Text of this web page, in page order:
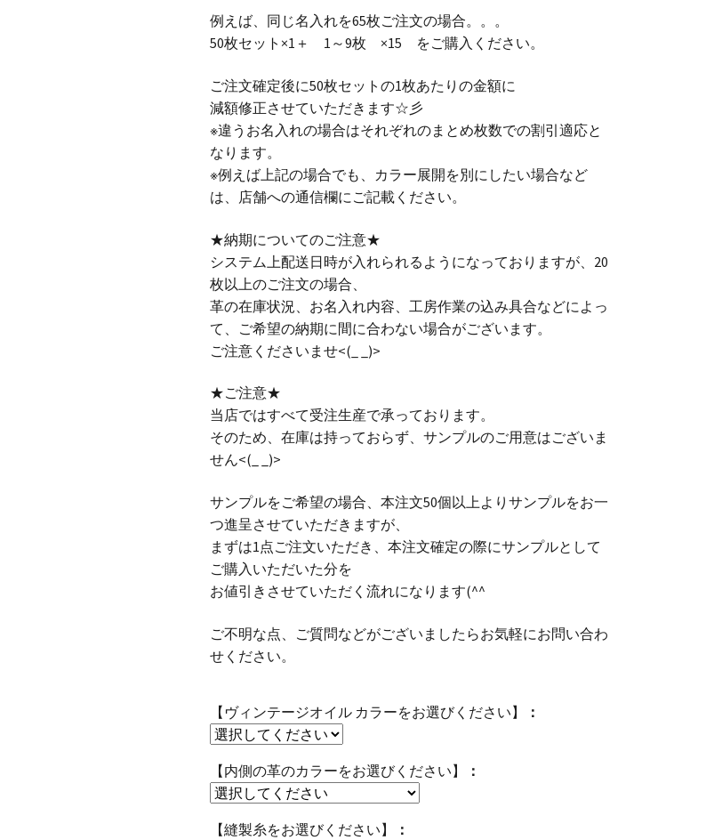
例えば、同じ名入れを65枚ご注文の場合。。。
50枚セット×1＋ 1～9枚 ×15 をご購入ください。
ご注文確定後に50枚セットの1枚あたりの金額に
減額修正させていただきます☆彡
※違うお名入れの場合はそれぞれのまとめ枚数での割引適応と
なります。
※例えば上記の場合でも、カラー展開を別にしたい場合など
は、店舗への通信欄にご記載ください。
★納期についてのご注意★
システム上配送日時が入れられるようになっておりますが、20
枚以上のご注文の場合、
革の在庫状況、お名入れ内容、工房作業の込み具合などによっ
て、ご希望の納期に間に合わない場合がございます。
ご注意くださいませ<(_ _)>
★ご注意★
当店ではすべて受注生産で承っております。
そのため、在庫は持っておらず、サンプルのご用意はございま
せん<(_ _)>
サンプルをご希望の場合、本注文50個以上よりサンプルをお一
つ進呈させていただきますが、
まずは1点ご注文いただき、本注文確定の際にサンプルとして
ご購入いただいた分を
お値引きさせていただく流れになります(^^ゞ
ご不明な点、ご質問などがございましたらお気軽にお問い合わ
せください。
【ヴィンテージオイル カラーをお選びください】
【内側の革のカラーをお選びください】
【縫製糸をお選びください】